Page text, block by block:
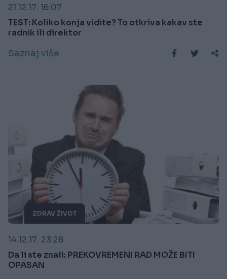
21.12.17. 16:07
TEST: Koliko konja vidite? To otkriva kakav ste
radnik ili direktor
Saznaj više
ZDRAV ŽIVOT
14.12.17. 23:28
Da li ste znali: PREKOVREMENI RAD MOŽE BITI
OPASAN